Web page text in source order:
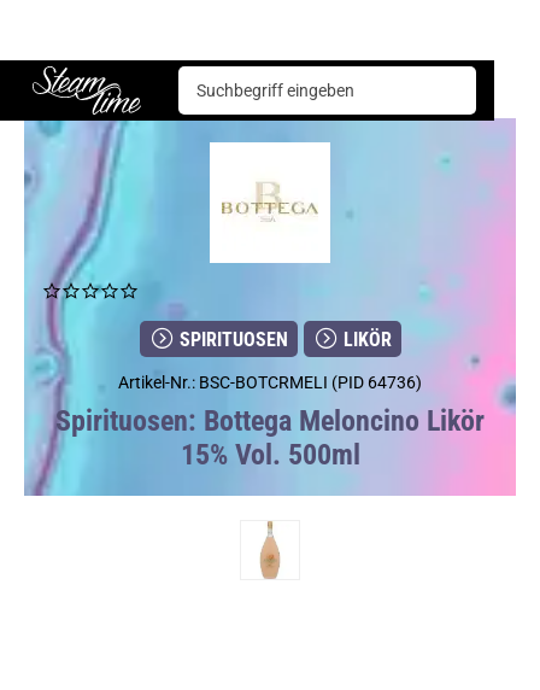
Steam time
Spirituosen Bottega Meloncino Likör 15% Vol. 500ml
SPIRITUOSEN LIKÖR
Artikel-Nr.: BSC-BOTCRMELI (PID 64736)
Spirituosen: Bottega Meloncino Likör
15% Vol. 500ml